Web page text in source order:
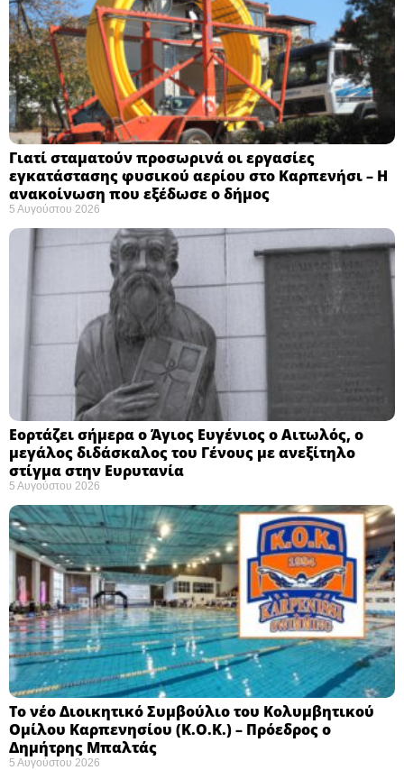
Γιατί σταματούν προσωρινά οι εργασίες
εγκατάστασης φυσικού αερίου στο Καρπενήσι – Η
ανακοίνωση που εξέδωσε ο δήμος
5 Αυγούστου 2026
Εορτάζει σήμερα ο Άγιος Ευγένιος ο Αιτωλός, ο
μεγάλος διδάσκαλος του Γένους με ανεξίτηλο
στίγμα στην Ευρυτανία
5 Αυγούστου 2026
Το νέο Διοικητικό Συμβούλιο του Κολυμβητικού
Ομίλου Καρπενησίου (Κ.Ο.Κ.) – Πρόεδρος ο
Δημήτρης Μπαλτάς
5 Αυγούστου 2026